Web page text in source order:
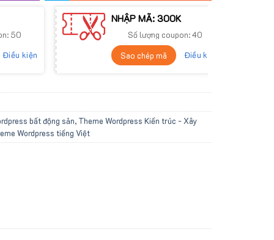
50
Điều kiện
NHẬP MÃ: 300K
Số lượng coupon: 40
Sao chép mã
Điều kiện
bất động sản, Theme Wordpress Kiến trúc - Xây
Wordpress tiếng Việt